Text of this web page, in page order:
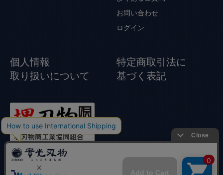
お問い合わせ
ログイン
個人情報
取り扱いについて
特定商取引法に
基づく表記
© Jikko Japanese knife All rights reserved.